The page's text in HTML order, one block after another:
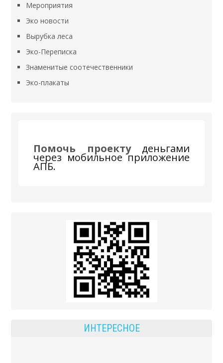
Мероприятия
Эко новости
Вырубка леса
Эко-Переписка
Знаменитые соотечественники
Эко-плакаты
Помочь проекту деньгами
через мобильное приложение
АПБ.
ИНТЕРЕСНОЕ